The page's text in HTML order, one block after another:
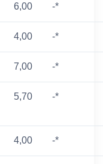
6,00 -*
4,00 -*
7,00 -*
5,70 -*
4,00 -*